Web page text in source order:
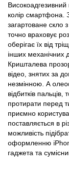
колір смартфона.
загартоване скло
точно враховує
оберігає їх від
інших механічних
Кришталева
відео, знятих за
незмінною. А
відбитків
протирати перед
приємно
поставляється в
можливість
оформленню
гаджета та